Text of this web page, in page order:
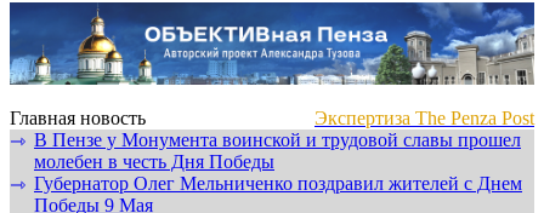
Главная новость
Экспертиза The Penza Post
⇾ В Пензе у Монумента воинской и трудовой славы прошел
молебен в честь Дня Победы
⇾ Губернатор Олег Мельниченко поздравил жителей с Днем
Победы 9 Мая